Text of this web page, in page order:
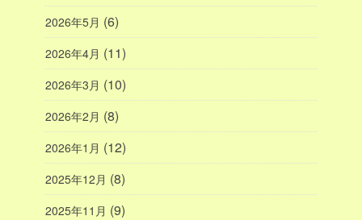
2026年5月 (6)
2026年4月 (11)
2026年3月 (10)
2026年2月 (8)
2026年1月 (12)
2025年12月 (8)
2025年11月 (9)